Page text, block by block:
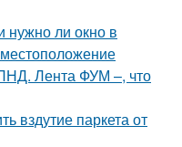
ли окно в
Лента ФУМ –, что
вздутие паркета от